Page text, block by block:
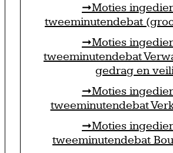
Moties
tweeminutendebat
Moties
tweeminutendebat
gedrag en
Moties
tweeminutendebat
Moties
tweeminutendebat